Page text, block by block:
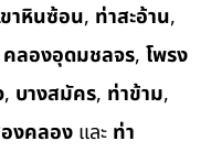
ขาหินซ้อน, ท่าสะอ้าน,
คลองอุดมชลจร, โพรง
, บางสมัคร, ท่าข้าม,
งคลอง และ ท่า